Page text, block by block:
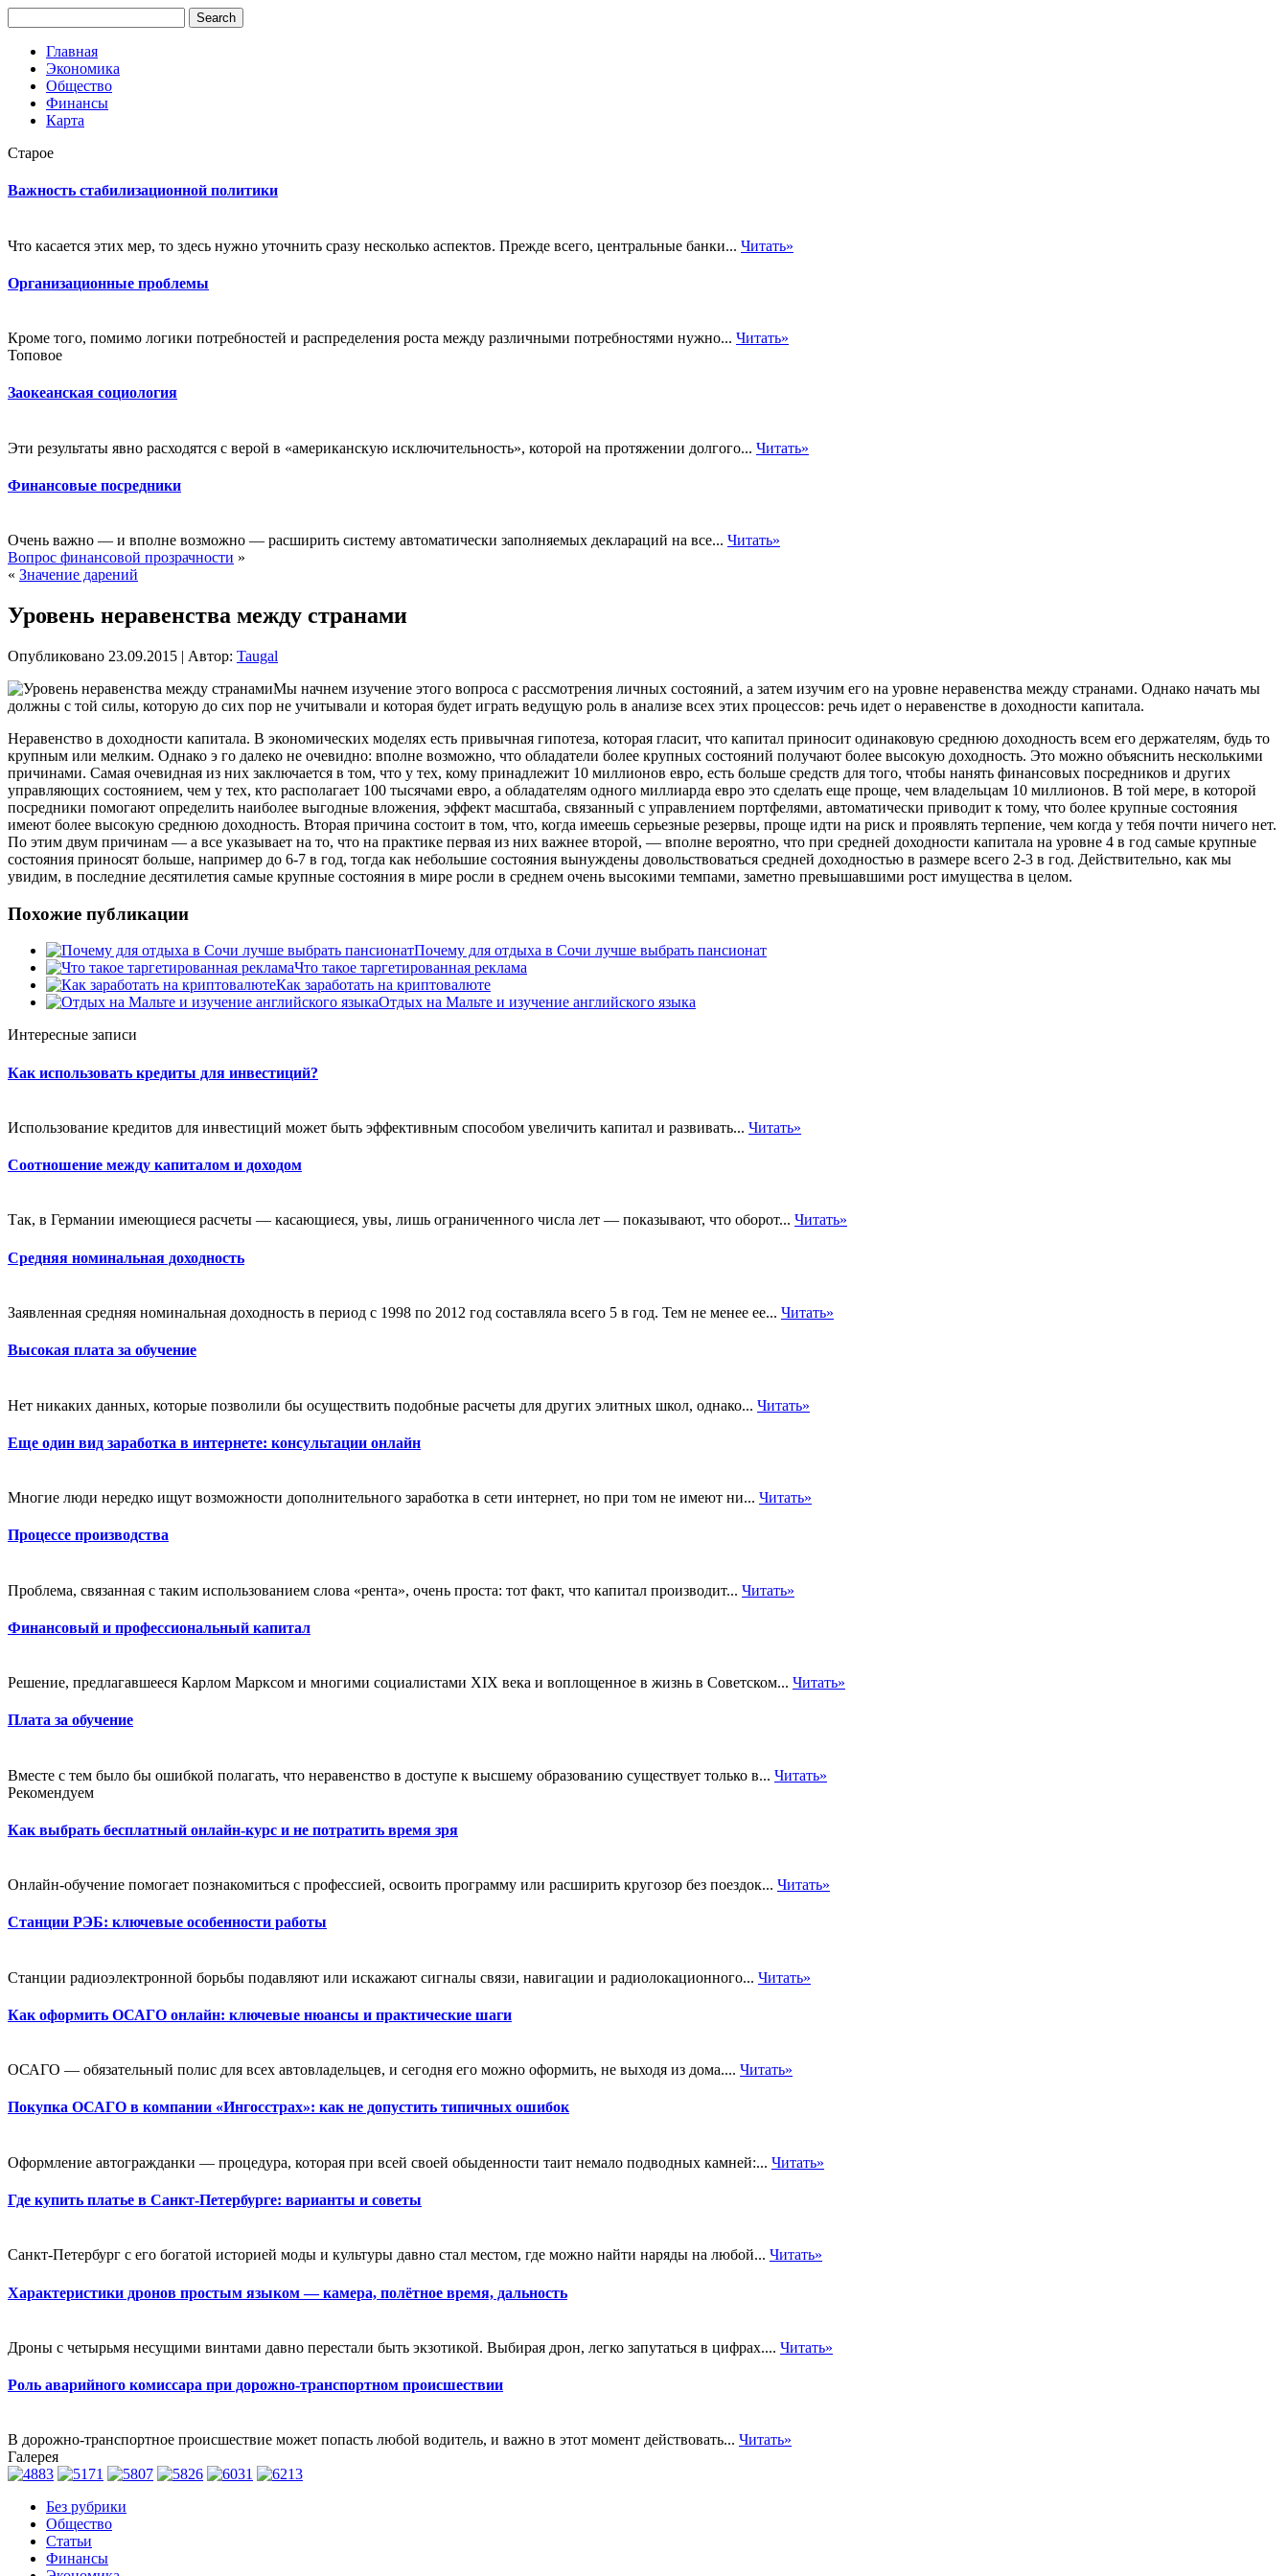
Главная
Экономика
Общество
Финансы
Карта
Старое
Важность стабилизационной политики
Что касается этих мер, то здесь нужно уточнить сразу несколько аспектов. Прежде всего, центральные банки... Читать»
Организационные проблемы
Кроме того, помимо логики потребностей и распределения роста между различными потребностями нужно... Читать»
Топовое
Заокеанская социология
Эти результаты явно расходятся с верой в «американскую исключительность», которой на протяжении долгого... Читать»
Финансовые посредники
Очень важно — и вполне возможно — расширить систему автоматически заполняемых деклараций на все... Читать»
Вопрос финансовой прозрачности »
« Значение дарений
Уровень неравенства между странами
Опубликовано 23.09.2015 | Автор: Taugal
Мы начнем изучение этого вопроса с рассмотрения личных состояний, а затем изучим его на уровне неравенства между странами. Однако начать мы
должны с той силы, которую до сих пор не учитывали и которая будет играть ведущую роль в анализе всех этих процессов: речь идет о неравенстве в доходности капитала.
Неравенство в доходности капитала. В экономических моделях есть привычная гипотеза, которая гласит, что капитал приносит одинаковую среднюю доходность всем его держателям, будь то
крупным или мелким. Однако э го далеко не очевидно: вполне возможно, что обладатели более крупных состояний получают более высокую доходность. Это можно объяснить несколькими
причинами. Самая очевидная из них заключается в том, что у тех, кому принадлежит 10 миллионов евро, есть больше средств для того, чтобы нанять финансовых посредников и других
управляющих состоянием, чем у тех, кто располагает 100 тысячами евро, а обладателям одного миллиарда евро это сделать еще проще, чем владельцам 10 миллионов. В той мере, в которой
посредники помогают определить наиболее выгодные вложения, эффект масштаба, связанный с управлением портфелями, автоматически приводит к тому, что более крупные состояния
имеют более высокую среднюю доходность. Вторая причина состоит в том, что, когда имеешь серьезные резервы, проще идти на риск и проявлять терпение, чем когда у тебя почти ничего нет.
По этим двум причинам — а все указывает на то, что на практике первая из них важнее второй, — вполне вероятно, что при средней доходности капитала на уровне 4 в год самые крупные
состояния приносят больше, например до 6-7 в год, тогда как небольшие состояния вынуждены довольствоваться средней доходностью в размере всего 2-3 в год. Действительно, как мы
увидим, в последние десятилетия самые крупные состояния в мире росли в среднем очень высокими темпами, заметно превышавшими рост имущества в целом.
Похожие публикации
Почему для отдыха в Сочи лучше выбрать пансионат
Что такое таргетированная реклама
Как заработать на криптовалюте
Отдых на Мальте и изучение английского языка
Интересные записи
Как использовать кредиты для инвестиций?
Использование кредитов для инвестиций может быть эффективным способом увеличить капитал и развивать... Читать»
Соотношение между капиталом и доходом
Так, в Германии имеющиеся расчеты — касающиеся, увы, лишь ограниченного числа лет — показывают, что оборот... Читать»
Средняя номинальная доходность
Заявленная средняя номинальная доходность в период с 1998 по 2012 год составляла всего 5 в год. Тем не менее ее... Читать»
Высокая плата за обучение
Нет никаких данных, которые позволили бы осуществить подобные расчеты для других элитных школ, однако... Читать»
Еще один вид заработка в интернете: консультации онлайн
Многие люди нередко ищут возможности дополнительного заработка в сети интернет, но при том не имеют ни... Читать»
Процессе производства
Проблема, связанная с таким использованием слова «рента», очень проста: тот факт, что капитал производит... Читать»
Финансовый и профессиональный капитал
Решение, предлагавшееся Карлом Марксом и многими социалистами XIX века и воплощенное в жизнь в Советском... Читать»
Плата за обучение
Вместе с тем было бы ошибкой полагать, что неравенство в доступе к высшему образованию существует только в... Читать»
Рекомендуем
Как выбрать бесплатный онлайн-курс и не потратить время зря
Онлайн-обучение помогает познакомиться с профессией, освоить программу или расширить кругозор без поездок... Читать»
Станции РЭБ: ключевые особенности работы
Станции радиоэлектронной борьбы подавляют или искажают сигналы связи, навигации и радиолокационного... Читать»
Как оформить ОСАГО онлайн: ключевые нюансы и практические шаги
ОСАГО — обязательный полис для всех автовладельцев, и сегодня его можно оформить, не выходя из дома.... Читать»
Покупка ОСАГО в компании «Ингосстрах»: как не допустить типичных ошибок
Оформление автогражданки — процедура, которая при всей своей обыденности таит немало подводных камней:... Читать»
Где купить платье в Санкт-Петербурге: варианты и советы
Санкт-Петербург с его богатой историей моды и культуры давно стал местом, где можно найти наряды на любой... Читать»
Характеристики дронов простым языком — камера, полётное время, дальность
Дроны с четырьмя несущими винтами давно перестали быть экзотикой. Выбирая дрон, легко запутаться в цифрах.... Читать»
Роль аварийного комиссара при дорожно-транспортном происшествии
В дорожно-транспортное происшествие может попасть любой водитель, и важно в этот момент действовать... Читать»
Галерея
Без рубрики
Общество
Статьи
Финансы